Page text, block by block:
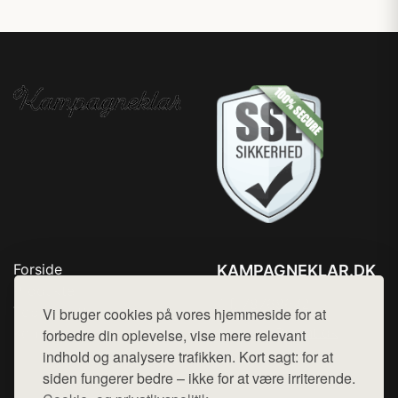
Vi bruger cookies på vores hjemmeside for at
forbedre din oplevelse, vise mere relevant
indhold og analysere trafikken. Kort sagt: for at
siden fungerer bedre – ikke for at være irriterende.
Forside
Top Rabatter
Kontakt
KAMPAGNEKLAR.DK
Mail: hej@want.dk
Cookie- og privatlivspolitik